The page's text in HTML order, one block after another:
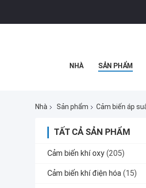
NHÀ SẢN PHẨM
Nhà Sản phẩm Cảm biến áp
TẤT CẢ SẢN PHẨM
Cảm biến khí oxy (205)
Cảm biến khí điện hóa (15)